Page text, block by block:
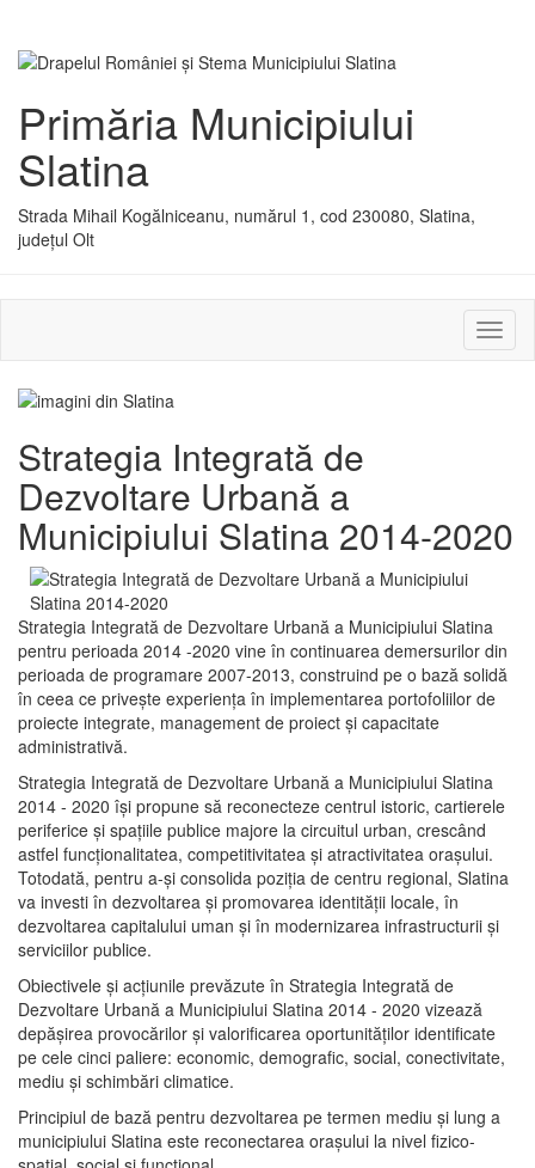
Primăria Municipiului
Slatina
Strada Mihail Kogălniceanu, numărul 1, cod 230080, Slatina,
județul Olt
sau
Strategia Integrată de
Dezvoltare Urbană a
Municipiului Slatina 2014-2020
Strategia Integrată de Dezvoltare Urbană a Municipiului Slatina
pentru perioada 2014 -2020 vine în continuarea demersurilor din
perioada de programare 2007-2013, construind pe o bază solidă
în ceea ce priveşte experienţa în implementarea portofoliilor de
proiecte integrate, management de proiect și capacitate
administrativă.
Strategia Integrată de Dezvoltare Urbană a Municipiului Slatina
2014 - 2020 își propune să reconecteze centrul istoric, cartierele
periferice şi spaţiile publice majore la circuitul urban, crescând
astfel funcţionalitatea, competitivitatea şi atractivitatea oraşului.
Totodată, pentru a-şi consolida poziţia de centru regional, Slatina
va investi în dezvoltarea şi promovarea identităţii locale, în
dezvoltarea capitalului uman şi în modernizarea infrastructurii şi
serviciilor publice.
Obiectivele şi acţiunile prevăzute în Strategia Integrată de
Dezvoltare Urbană a Municipiului Slatina 2014 - 2020 vizează
depășirea provocărilor şi valorificarea oportunităţilor identificate
pe cele cinci paliere: economic, demografic, social, conectivitate,
mediu şi schimbări climatice.
Principiul de bază pentru dezvoltarea pe termen mediu şi lung a
municipiului Slatina este reconectarea oraşului la nivel fizico-